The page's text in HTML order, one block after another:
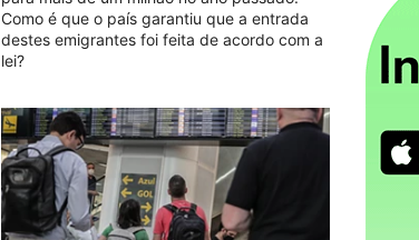
Como é que o país garantiu que a entrada
destes emigrantes foi feita de acordo com a
lei?